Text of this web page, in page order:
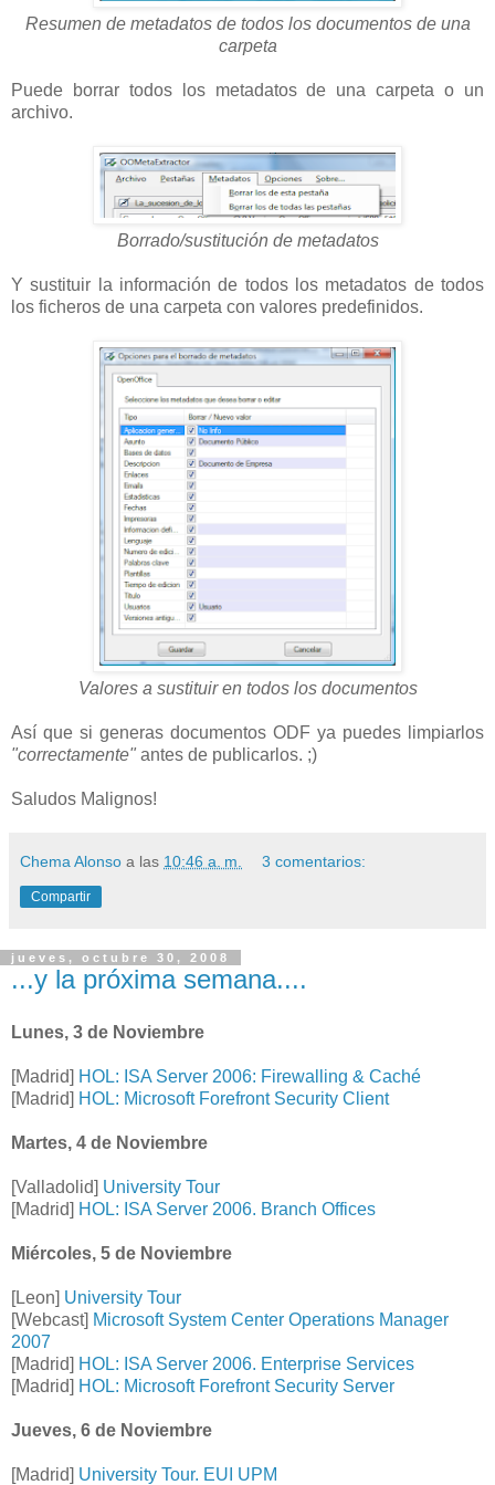
Resumen de metadatos de todos los documentos de una
carpeta
Puede borrar todos los metadatos de una carpeta o un
archivo.
Borrado/sustitución de metadatos
Y sustituir la información de todos los metadatos de todos
los ficheros de una carpeta con valores predefinidos.
Valores a sustituir en todos los documentos
Así que si generas documentos ODF ya puedes limpiarlos
"correctamente" antes de publicarlos. ;)
Saludos Malignos!
Chema Alonso a las 10:46 a. m. 3 comentarios:
Compartir
jueves, octubre 30, 2008
...y la próxima semana....
Lunes, 3 de Noviembre
[Madrid] HOL: ISA Server 2006: Firewalling & Caché
[Madrid] HOL: Microsoft Forefront Security Client
Martes, 4 de Noviembre
[Valladolid] University Tour
[Madrid] HOL: ISA Server 2006. Branch Offices
Miércoles, 5 de Noviembre
[Leon] University Tour
[Webcast] Microsoft System Center Operations Manager
2007
[Madrid] HOL: ISA Server 2006. Enterprise Services
[Madrid] HOL: Microsoft Forefront Security Server
Jueves, 6 de Noviembre
[Madrid] University Tour. EUI UPM